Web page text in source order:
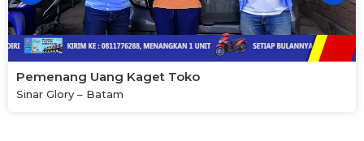
Pemenang Uang Kaget Toko
Sinar Glory – Batam